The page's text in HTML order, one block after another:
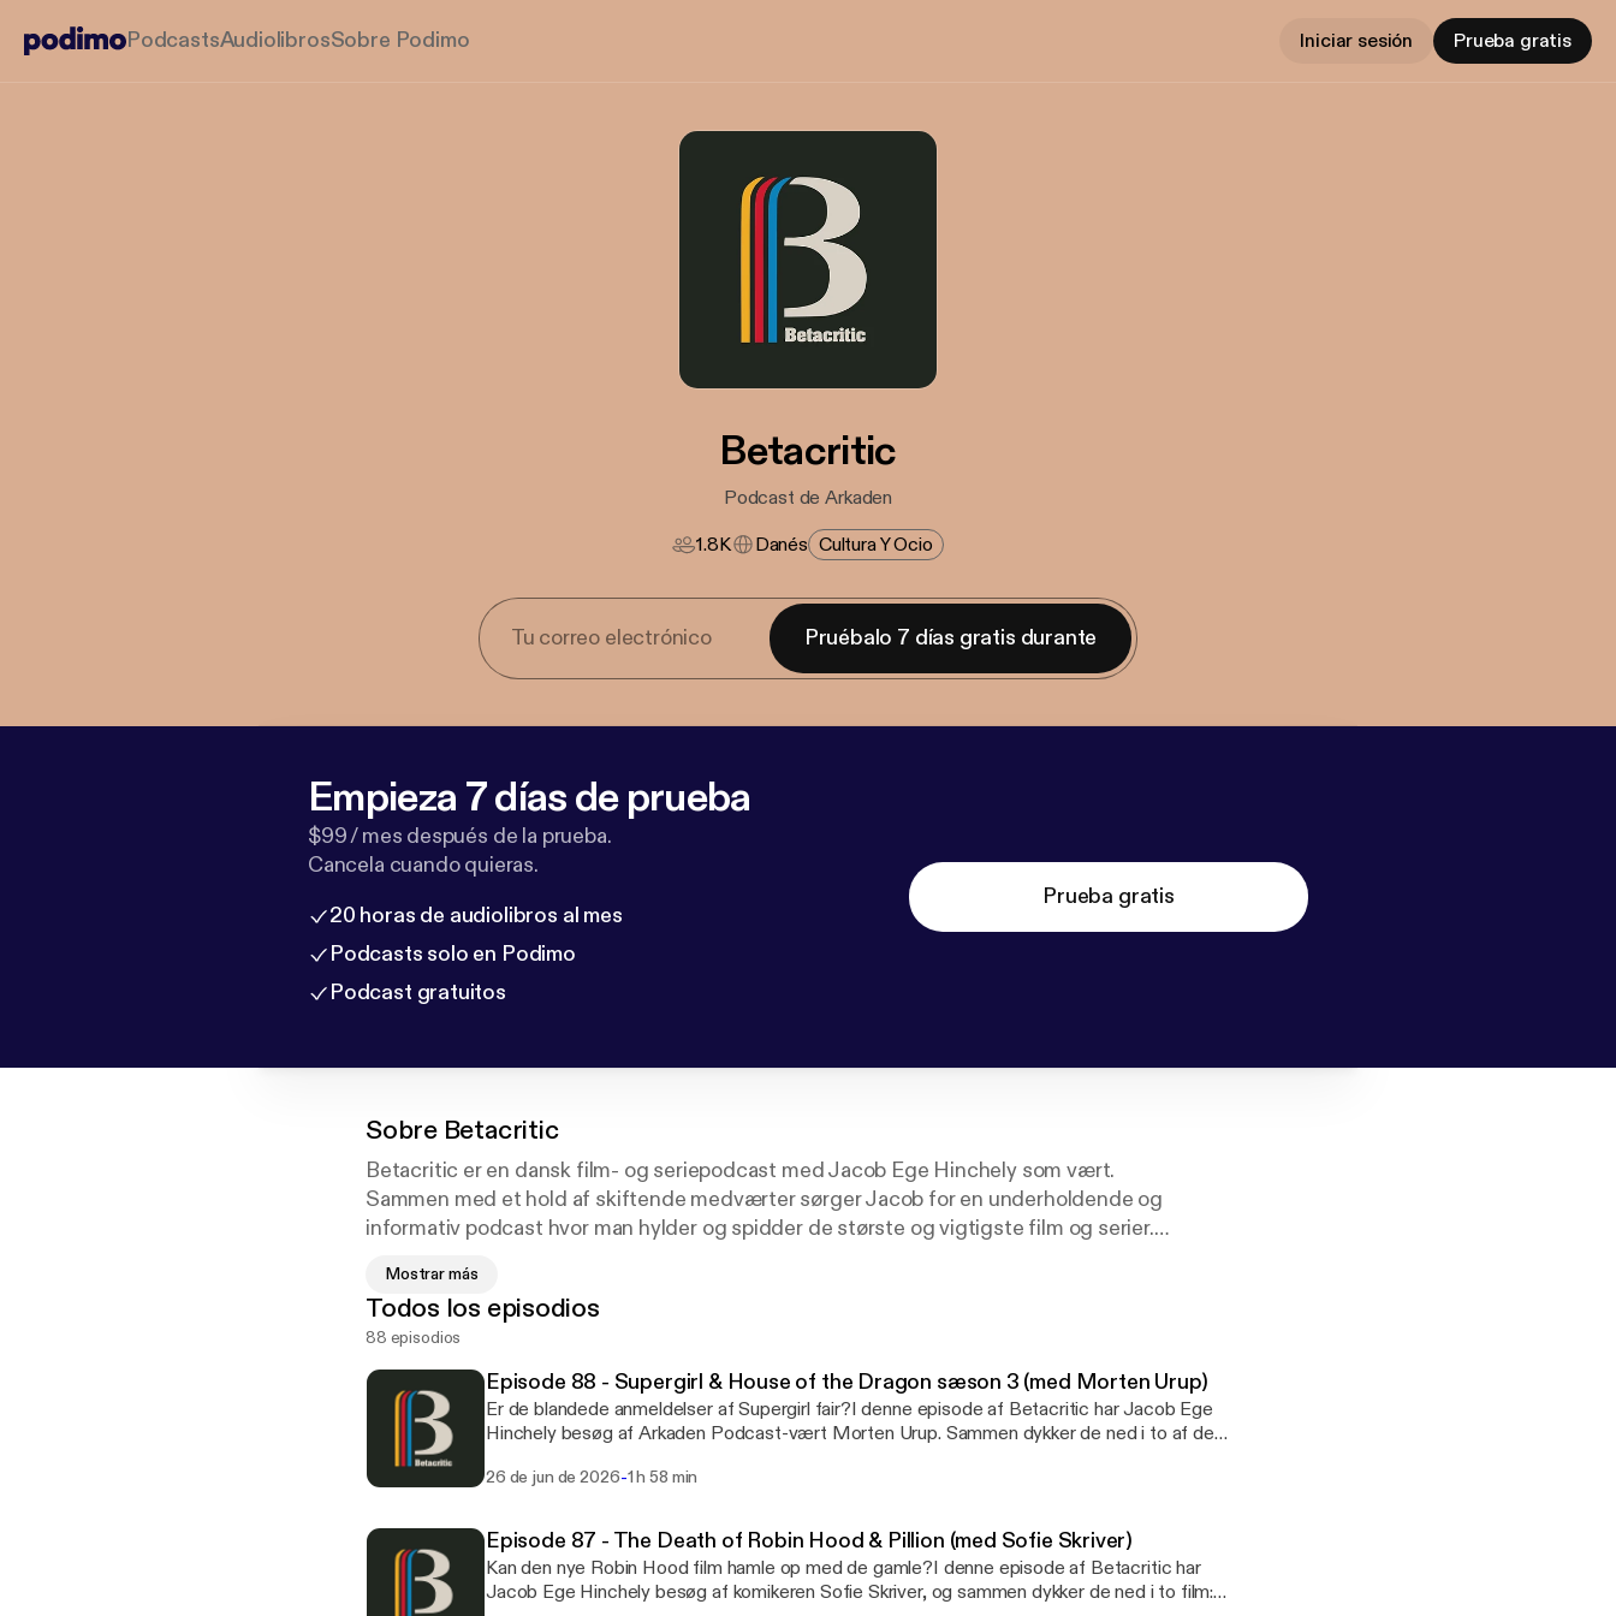
PodcastsAudiolibrosSobre Podimo Iniciar sesión Prueba gratis
Betacritic
Podcast de Arkaden
1.8K
Danés Cultura Y Ocio
Pruébalo 7 días gratis durante
Empieza 7 días de prueba
$99 / mes después de la prueba.
Cancela cuando quieras.
20 horas de audiolibros al mes
Podcasts solo en Podimo
Podcast gratuitos
Prueba gratis
Sobre Betacritic
Betacritic er en dansk film- og seriepodcast med Jacob Ege Hinchely som vært.
Sammen med et hold af skiftende medværter sørger Jacob for en underholdende og
informativ podcast hvor man hylder og spidder de største og vigtigste film og serier.
Er det den podcast, vi fortjener? Nej, men det er den podcast, vi får!
Mostrar más
Todos los episodios
88 episodios
Episode 88 - Supergirl & House of the Dragon sæson 3 (med Morten Urup)
Er de blandede anmeldelser af Supergirl fair?I denne episode af Betacritic har Jacob Ege
Hinchely besøg af Arkaden Podcast-vært Morten Urup. Sammen dykker de ned i to af de
på programmet med Milly Alcock (House of the Dragon, Upright) og Jason Momoa
Morten diskuterer, om kritikken er berettiget. Lever Supergirl op til forventningerne, og
hvordan fungerer den som startskuddet på en ny æra for DC?Herefter retter de blikket mod
sæson 3 af House of the Dragon med Emma D'Arcy (Diggers, Truth Seekers) og Matt Smith
(Doctor Who, The Crown) i de centrale roller. Serien fortsætter den blodige magtkamp om
26 de jun de 2026-1 h 58 min
Episode 87 - The Death of Robin Hood & Pillion (med Sofie Skriver)
Kan den nye Robin Hood film hamle op med de gamle?I denne episode af Betacritic har
Jacob Ege Hinchely besøg af komikeren Sofie Skriver, og sammen dykker de ned i to film: